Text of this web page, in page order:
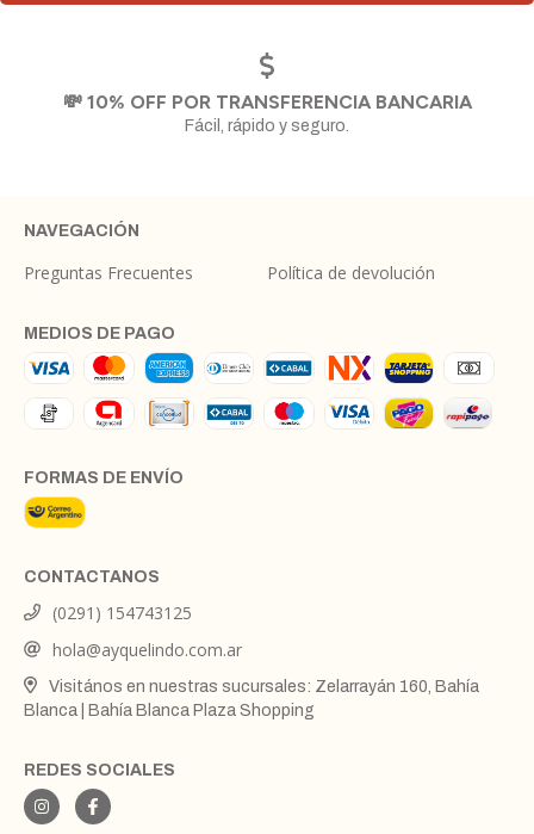
💸 10% OFF POR TRANSFERENCIA BANCARIA
Fácil, rápido y seguro.
NAVEGACIÓN
Preguntas Frecuentes Política de devolución
MEDIOS DE PAGO
FORMAS DE ENVÍO
CONTACTANOS
(0291) 154743125
hola@ayquelindo.com.ar
Visitános en nuestras sucursales: Zelarrayán 160, Bahía
Blanca | Bahía Blanca Plaza Shopping
REDES SOCIALES